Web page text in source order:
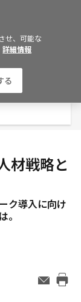
sell in
材戦略と
ク導入に向け
。
メ
せ、可能な
詳細情報
る